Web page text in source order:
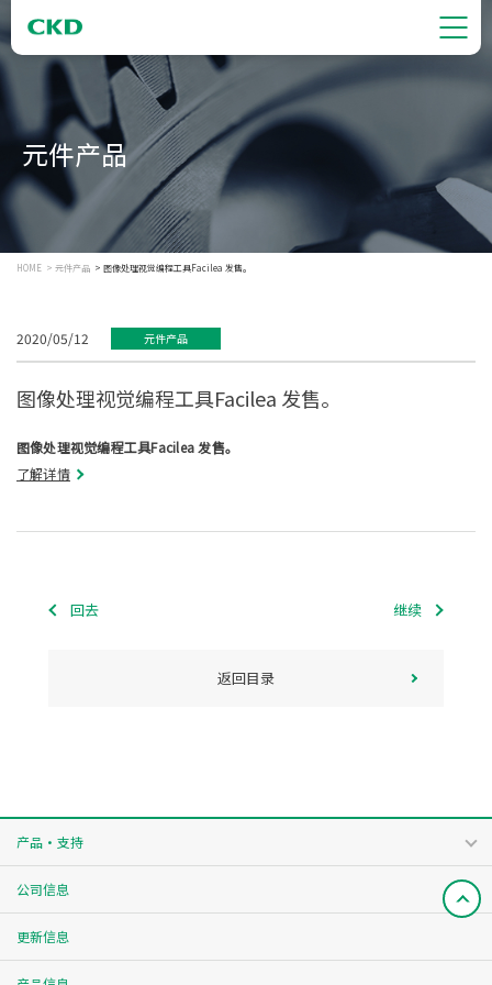
元件产品
HOME 元件产品 图像处理视觉编程工具Facilea 发售。
2020/05/12 元件产品
图像处理视觉编程工具Facilea 发售。
图像处理视觉编程工具Facilea 发售。
了解详情
回去 继续
返回目录
产品・支持
公司信息
更新信息